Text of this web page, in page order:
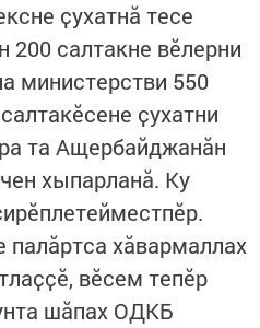
ҫухатнӑ тесе
салтакне вӗлерни
министерстви 550
ҫухатни
та Ащербайджанӑн
хыпарланӑ. Ку
хӑвармаллах
вӗсем тепӗр
шӑпах ОДКБ